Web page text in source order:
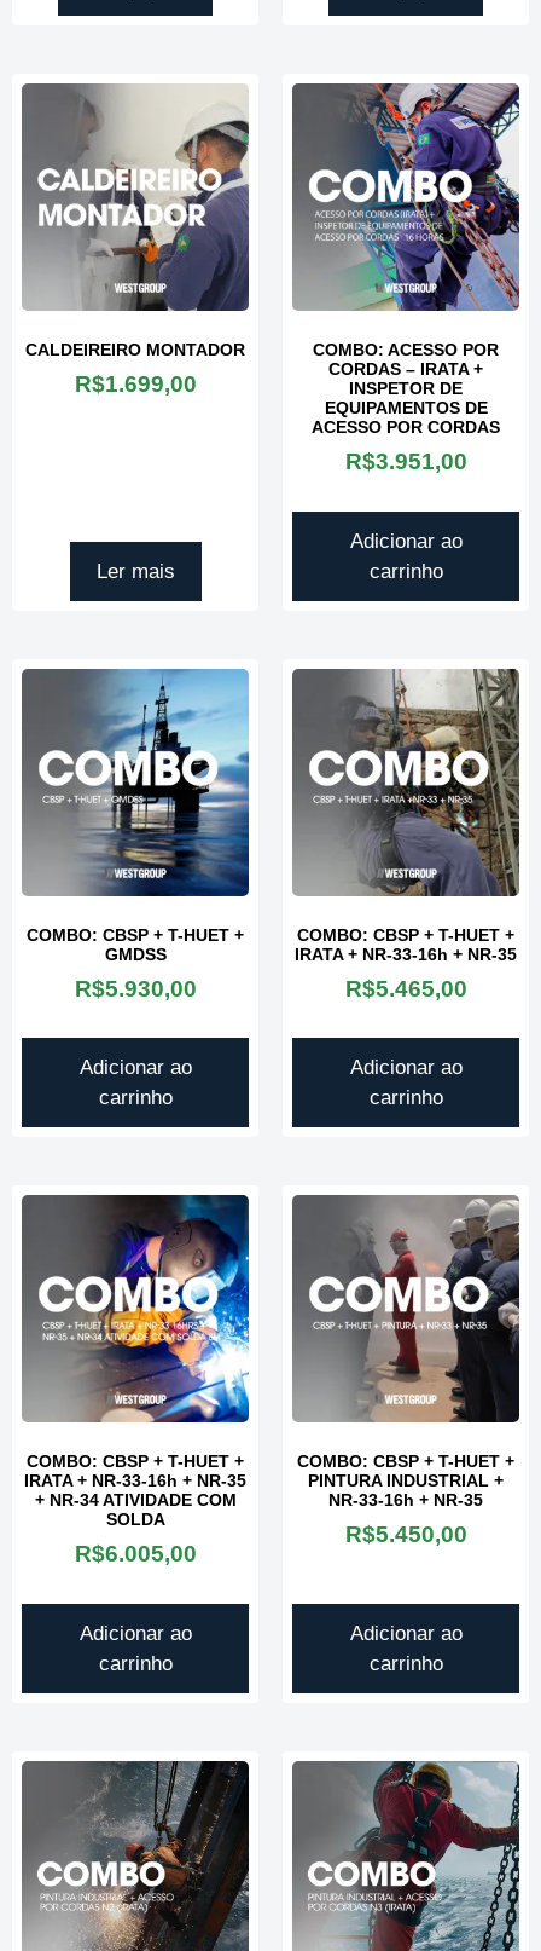
CALDEIREIRO MONTADOR
R$1.699,00
Ler mais
COMBO: ACESSO POR
CORDAS – IRATA +
INSPETOR DE
EQUIPAMENTOS DE
ACESSO POR CORDAS
R$3.951,00
Adicionar ao
carrinho
COMBO: CBSP + T-HUET +
GMDSS
R$5.930,00
Adicionar ao
carrinho
COMBO: CBSP + T-HUET +
IRATA + NR-33-16h + NR-35
R$5.465,00
Adicionar ao
carrinho
COMBO: CBSP + T-HUET +
IRATA + NR-33-16h + NR-35
+ NR-34 ATIVIDADE COM
SOLDA
R$6.005,00
Adicionar ao
carrinho
COMBO: CBSP + T-HUET +
PINTURA INDUSTRIAL +
NR-33-16h + NR-35
R$5.450,00
Adicionar ao
carrinho